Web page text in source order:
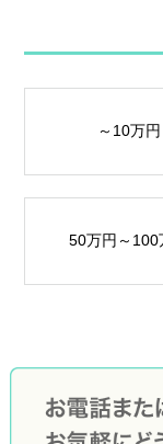
～10万円
50万円～100